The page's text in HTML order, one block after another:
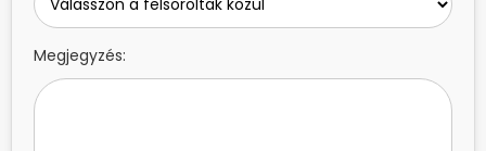
Megjegyzés: